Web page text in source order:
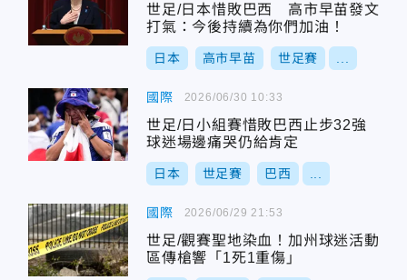
世足/日本惜敗巴西 高市早苗發文
打氣：今後持續為你們加油！
日本 高市早苗 世足賽
國際
世足/日小組賽惜敗巴西止步32強
球迷場邊痛哭仍給肯定
日本 世足賽 巴西
2026/06/30 10:33
國際
世足/觀賽聖地染血！加州球迷活動
區傳槍響「1死1重傷」
2026/06/29 21:53